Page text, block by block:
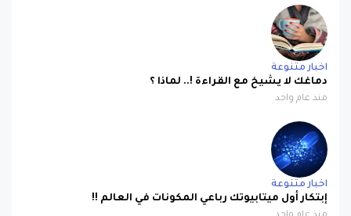
اخبار متنوعة
دماغك لا يشيخ مع القراءة !.. لماذا ؟
منذ عام واحد
اخبار متنوعة
إبتكار أول ميتابيوتك رباعي المكونات في العالم !!